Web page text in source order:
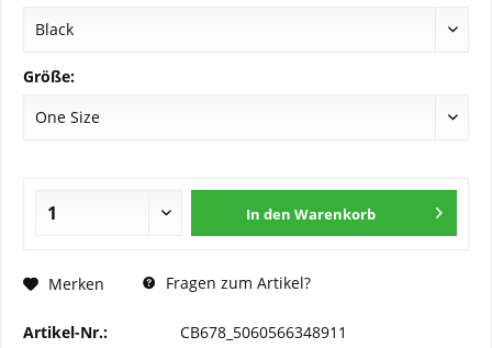
Größe:
In den Warenkorb
Merken Fragen zum Artikel?
Artikel-Nr.: CB678_5060566348911